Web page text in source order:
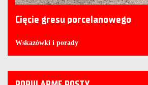
Cięcie gresu porcelanowego
Wskazówki i porady